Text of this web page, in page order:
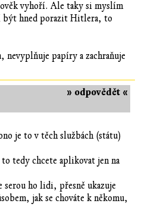
vyhoří. Ale taky si myslím
být hned porazit Hitlera, to
papíry a zachraňuje
» odpovědět «
je to v těch službách (státu)
tedy chcete aplikovat jen na
serou ho lidi, přesně ukazuje
jak se chováte k někomu,